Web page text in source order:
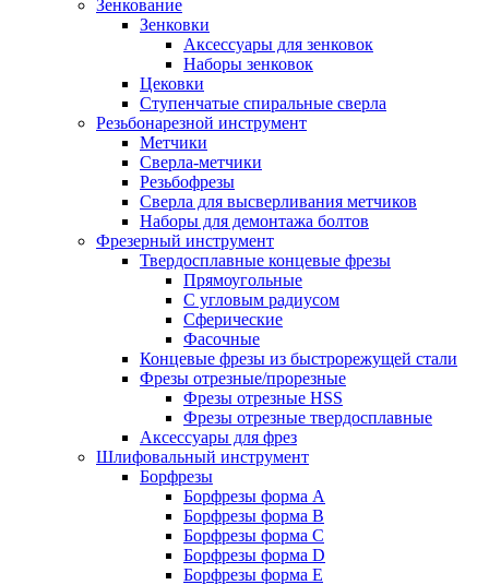
Зенкование
Зенковки
Аксессуары для зенковок
Наборы зенковок
Цековки
Ступенчатые спиральные сверла
Резьбонарезной инструмент
Метчики
Сверла-метчики
Резьбофрезы
Сверла для высверливания метчиков
Наборы для демонтажа болтов
Фрезерный инструмент
Твердосплавные концевые фрезы
Прямоугольные
С угловым радиусом
Сферические
Фасочные
Концевые фрезы из быстрорежущей стали
Фрезы отрезные/прорезные
Фрезы отрезные HSS
Фрезы отрезные твердосплавные
Аксессуары для фрез
Шлифовальный инструмент
Борфрезы
Борфрезы форма A
Борфрезы форма B
Борфрезы форма C
Борфрезы форма D
Борфрезы форма E